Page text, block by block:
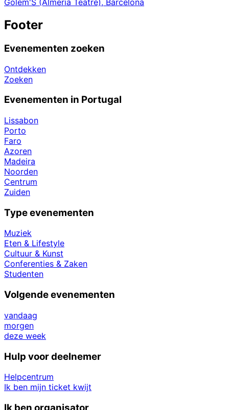
Golem'S (Almeria Teatre), Barcelona
Footer
Evenementen zoeken
Ontdekken
Zoeken
Evenementen in Portugal
Lissabon
Porto
Faro
Azoren
Madeira
Noorden
Centrum
Zuiden
Type evenementen
Muziek
Eten & Lifestyle
Cultuur & Kunst
Conferenties & Zaken
Studenten
Volgende evenementen
vandaag
morgen
deze week
Hulp voor deelnemer
Helpcentrum
Ik ben mijn ticket kwijt